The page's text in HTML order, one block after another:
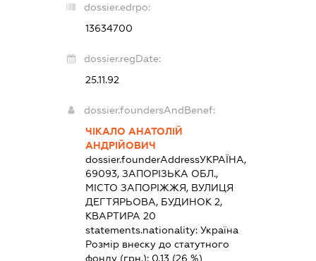
dossier.edrpo:
13634700
dossier.regDate:
25.11.92
dossier.foundersAndBenef:
ЧІКАЛО АНАТОЛІЙ
АНДРІЙОВИЧ
dossier.founderAddressУКРАЇНА,
69093, ЗАПОРІЗЬКА ОБЛ.,
МІСТО ЗАПОРІЖЖЯ, ВУЛИЦЯ
ДЕГТЯРЬОВА, БУДИНОК 2,
КВАРТИРА 20
statements.nationality:Україна
Розмір внеску до статутного
фонду (грн.): 0,13 (26 %)